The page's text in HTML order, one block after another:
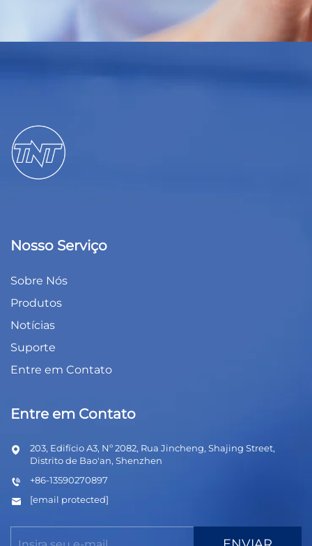
Nosso Serviço
Sobre Nós
Produtos
Notícias
Suporte
Entre em Contato
Entre em Contato
203, Edifício A3, Nº 2082, Rua Jincheng, Shajing Street,
Distrito de Bao'an, Shenzhen
+86-13590270897
[email protected]